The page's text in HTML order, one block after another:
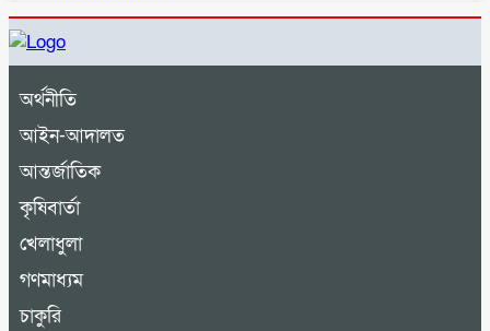
অর্থনীতি
আইন-আদালত
আন্তর্জাতিক
কৃষিবার্তা
খেলাধুলা
গণমাধ্যম
চাকুরি